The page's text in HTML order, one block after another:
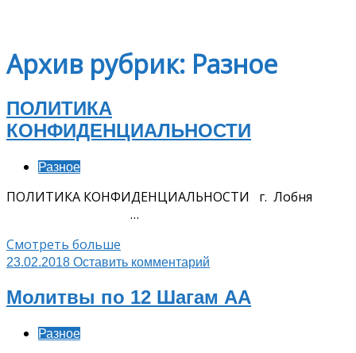
Архив рубрик: Разное
ПОЛИТИКА
КОНФИДЕНЦИАЛЬНОСТИ
Разное
ПОЛИТИКА КОНФИДЕНЦИАЛЬНОСТИ г. Лобня
…
Смотреть больше
23.02.2018 Оставить комментарий
Молитвы по 12 Шагам АА
Разное